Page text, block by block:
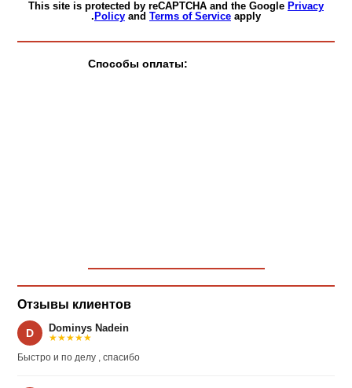
This site is protected by reCAPTCHA and the Google Privacy
Policy and Terms of Service apply.
Способы оплаты:
Отзывы клиентов
D Dominys Nadein
★★★★★
Быстро и по делу , спасибо